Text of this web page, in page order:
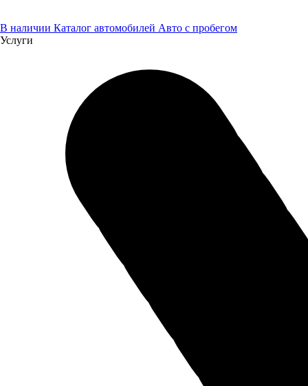
В наличии Каталог автомобилей Авто с пробегом
Услуги
Рассчитать